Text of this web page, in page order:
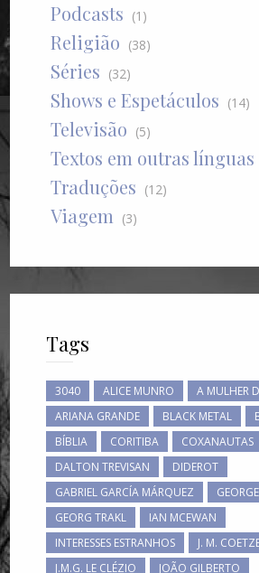
Podcasts (1)
Religião (38)
Séries (32)
Shows e Espetáculos (14)
Televisão (5)
Textos em outras línguas
Traduções (12)
Viagem (3)
Tags
3040 ALICE MUNRO
A MULHER
ARIANA GRANDE
BLACK METAL
BÍBLIA
CORITIBA
COXANAUTAS
DALTON TREVISAN
DIDEROT
GABRIEL GARCÍA MÁRQUEZ
GEORG TRAKL
IAN MCEWAN
INTERESSES ESTRANHOS
J. M.
J.M.G. LE CLÉZIO
JOÃO GILBERTO